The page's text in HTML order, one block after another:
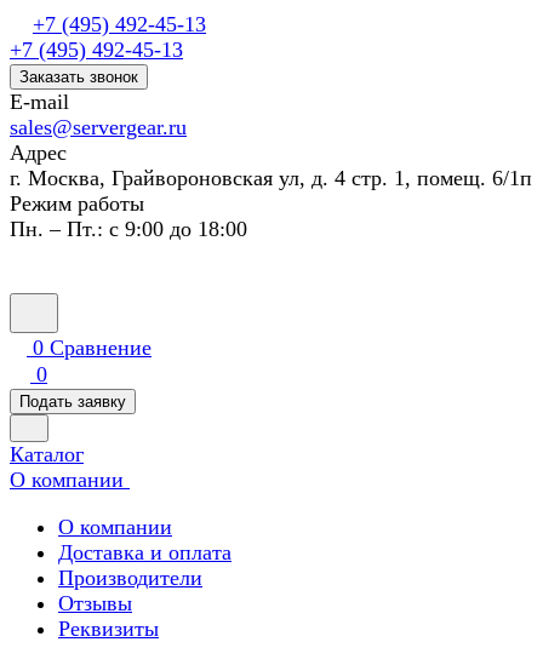
+7 (495) 492-45-13
+7 (495) 492-45-13
Заказать звонок
E-mail
sales@servergear.ru
Адрес
г. Москва, Грайвороновская ул, д. 4 стр. 1, помещ. 6/1п
Режим работы
Пн. – Пт.: с 9:00 до 18:00
0 Сравнение
0
Подать заявку
Каталог
О компании
О компании
Доставка и оплата
Производители
Отзывы
Реквизиты